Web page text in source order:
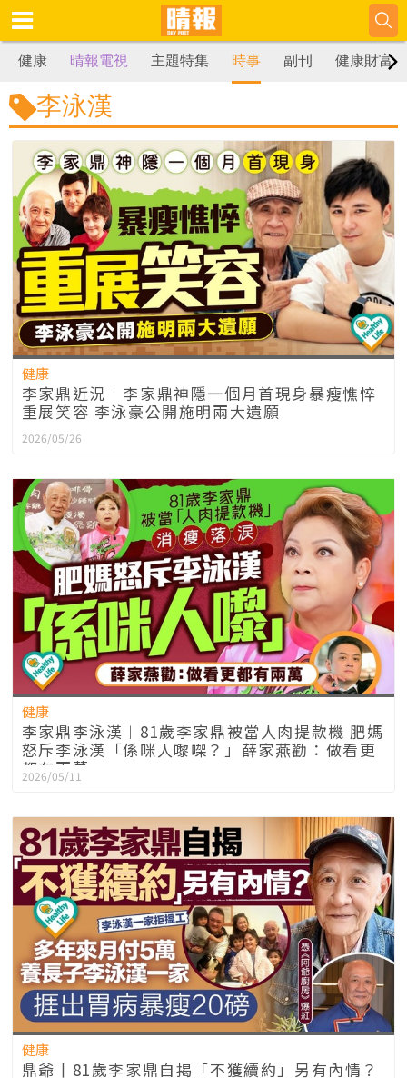
健康 晴報電視 主題特集 時事 副刊 健康財富
李泳漢
健康
李家鼎近況︱李家鼎神隱一個月首現身暴瘦憔悴
重展笑容 李泳豪公開施明兩大遺願
2026/05/26
健康
李家鼎李泳漢︱81歲李家鼎被當人肉提款機 肥媽
怒斥李泳漢「係咪人嚟㗎？」薛家燕勸：做看更
都有兩萬
2026/05/11
健康
鼎爺丨81歲李家鼎自揭「不獲續約」另有內情？